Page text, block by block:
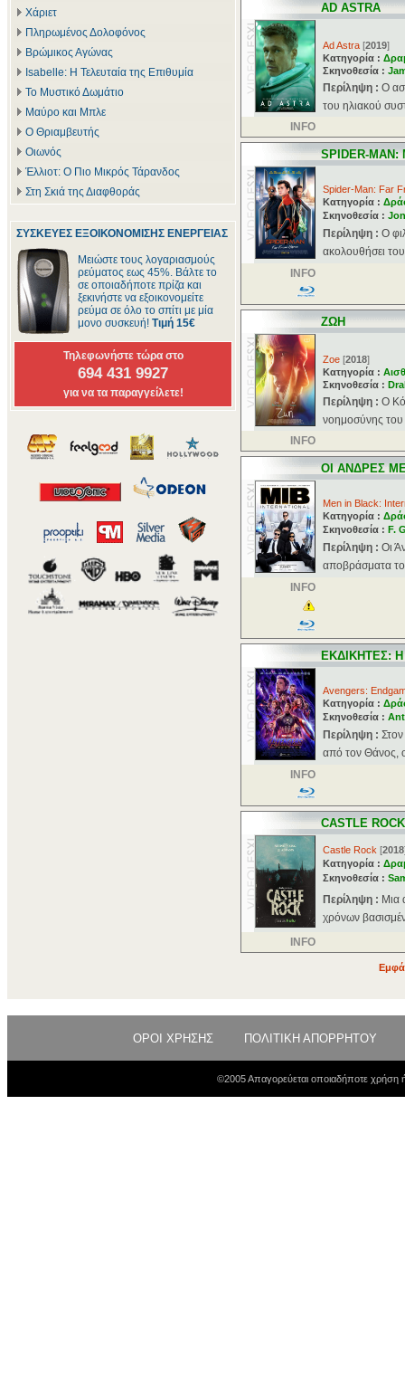
Χάριετ
Πληρωμένος Δολοφόνος
Βρώμικος Αγώνας
Isabelle: Η Τελευταία της Επιθυμία
Το Μυστικό Δωμάτιο
Μαύρο και Μπλε
Ο Θριαμβευτής
Οιωνός
Έλλιοτ: Ο Πιο Μικρός Τάρανδος
Στη Σκιά της Διαφθοράς
ΣΥΣΚΕΥΕΣ ΕΞΟΙΚΟΝΟΜΙΣΗΣ ΕΝΕΡΓΕΙΑΣ
Μειώστε τους λογαριασμούς
ρεύματος εως 45%. Βάλτε το
σε οποιαδήποτε πρίζα και
ξεκινήστε να εξοικονομείτε
ρεύμα σε όλο το σπίτι με μία
μονο συσκευή! Τιμή 15€
Τηλεφωνήστε τώρα στο
694 431 9927
για να τα παραγγείλετε!
AD ASTRA
Ad Astra [2019]
Κατηγορία :
Σκηνοθεσία :
Περίληψη : Ο
του ηλιακού
INFO
SPIDER-
Spider-Man: Far
Κατηγορία :
Σκηνοθεσία :
Περίληψη : O
ακολουθήσει
INFO
ΖΩΗ
Zoe [2018]
Κατηγορία :
Σκηνοθεσία :
Περίληψη : Ο
νοημοσύνης του
INFO
ΟΙ ΑΝΔΡΕΣ
Men in Black:
Κατηγορία :
Σκηνοθεσία : F.
Περίληψη : Οι
αποβράσματα
INFO
ΕΚΔΙΚΗΤΕΣ:
Avengers:
Κατηγορία :
Σκηνοθεσία :
Περίληψη :
από τον Θάνος,
INFO
CASTLE ROCK
Castle Rock [2018
Κατηγορία :
Σκηνοθεσία :
Περίληψη : Mια
χρόνων
INFO
ΟΡΟΙ ΧΡΗΣΗΣ ΠΟΛΙΤΙΚΗ ΑΠΟΡΡΗΤΟΥ
©2005 Απαγορεύεται οποιαδήποτε χρήση